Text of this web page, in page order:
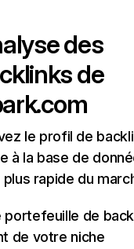
des
de
le profil de
à la base de
plus rapide du
portefeuille de
de votre niche